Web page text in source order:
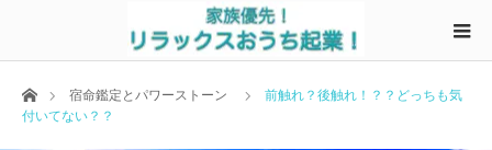
ホーム宿命鑑定とパワーストーン
前触れ？後触れ！？？どっちも気
付いてない？？